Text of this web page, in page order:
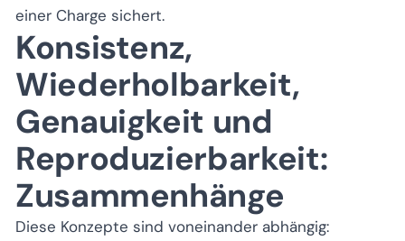
einer Charge sichert.
Konsistenz,
Wiederholbarkeit,
Genauigkeit und
Reproduzierbarkeit:
Zusammenhänge
Diese Konzepte sind voneinander abhängig: